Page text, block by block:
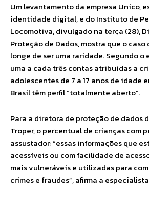
Um levantamento da empresa Unico,
identidade digital, e do Instituto de
Locomotiva, divulgado na terça (28),
Proteção de Dados, mostra que o
longe de ser uma raridade. Segundo o
uma a cada três contas atribuídas a
adolescentes de 7 a 17 anos de idade
Brasil têm perfil “totalmente aberto”.
Para a diretora de proteção de dados
Troper, o percentual de crianças com
assustador: “essas informações que
acessíveis ou com facilidade de
mais vulneráveis e utilizadas para
crimes e fraudes”, afirma a